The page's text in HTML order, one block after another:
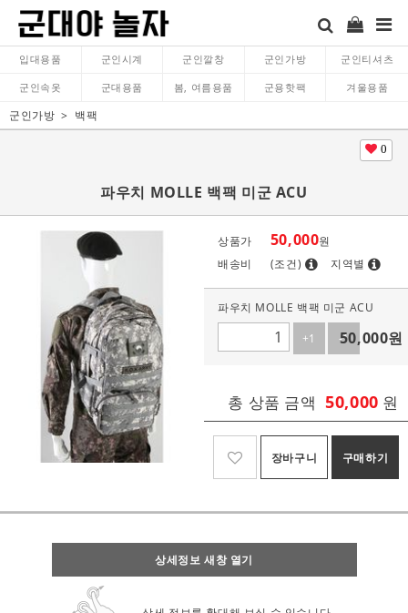
입대용품 군인시계 군인깔창 군인가방 군인티셔츠
군인속옷 군대용품 봄, 여름용품 군용핫팩 겨울용품
군인가방 백팩
0
파우치 MOLLE 백팩 미군 ACU
상품가 50,000원
배송비
(조건) 지역별
파우치 MOLLE 백팩 미군 ACU
+1
-1
50,000원
총 상품 금액 50,000 원
장바구니 구매하기
상세정보 새창 열기